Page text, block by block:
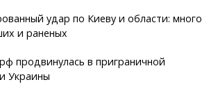
удар по Киеву и области: много
и раненых
продвинулась в приграничной
Украины